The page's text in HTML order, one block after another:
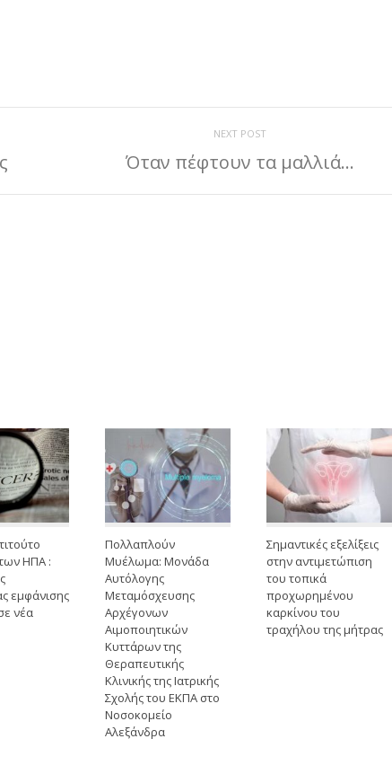
NEXT POST
Όταν πέφτουν τα μαλλιά…
ΗΠΑ :
εμφάνισης
νέα
Πολλαπλούν
Μυέλωμα: Μονάδα
Αυτόλογης
Μεταμόσχευσης
Αρχέγονων
Αιμοποιητικών
Κυττάρων της
Θεραπευτικής
Κλινικής της Ιατρικής
Σχολής του ΕΚΠΑ στο
Νοσοκομείο
Αλεξάνδρα
Σημαντικές εξελίξεις
στην αντιμετώπιση
του τοπικά
προχωρημένου
καρκίνου του
τραχήλου της μήτρας